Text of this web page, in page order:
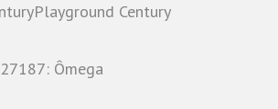
Playground Century
27187: Ômega